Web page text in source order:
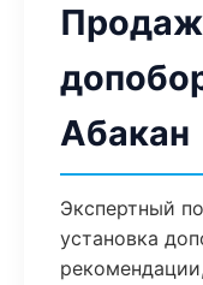
Абакан
Экспертный
установка